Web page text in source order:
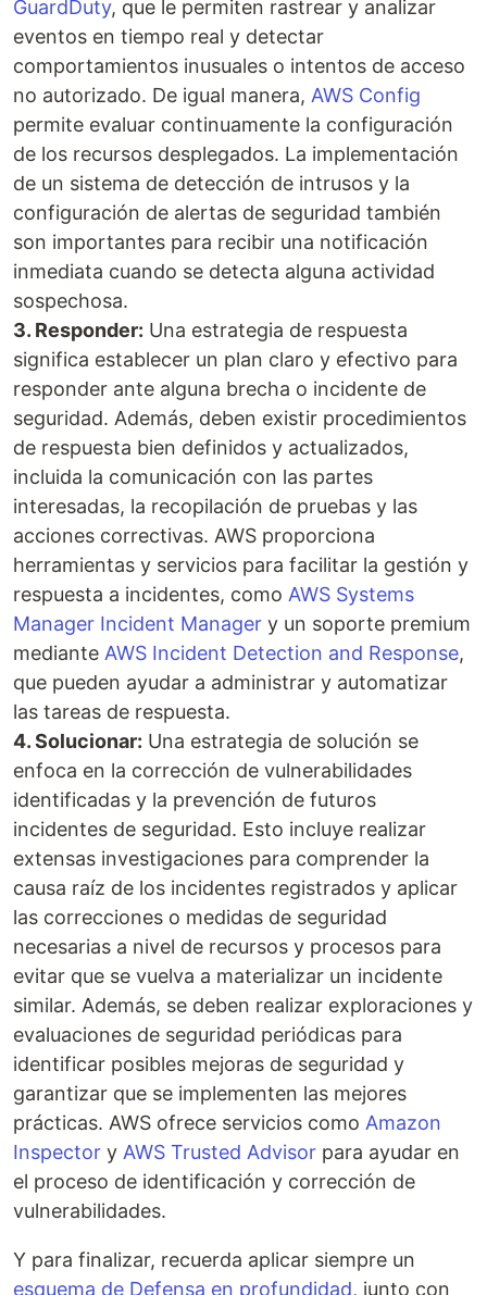
GuardDuty, que le permiten rastrear y analizar
eventos en tiempo real y detectar
comportamientos inusuales o intentos de acceso
no autorizado. De igual manera, AWS Config
permite evaluar continuamente la configuración
de los recursos desplegados. La implementación
de un sistema de detección de intrusos y la
configuración de alertas de seguridad también
son importantes para recibir una notificación
inmediata cuando se detecta alguna actividad
sospechosa.
3. Responder: Una estrategia de respuesta
significa establecer un plan claro y efectivo para
responder ante alguna brecha o incidente de
seguridad. Además, deben existir procedimientos
de respuesta bien definidos y actualizados,
incluida la comunicación con las partes
interesadas, la recopilación de pruebas y las
acciones correctivas. AWS proporciona
herramientas y servicios para facilitar la gestión y
respuesta a incidentes, como AWS Systems
Manager Incident Manager y un soporte premium
mediante AWS Incident Detection and Response,
que pueden ayudar a administrar y automatizar
las tareas de respuesta.
4. Solucionar: Una estrategia de solución se
enfoca en la corrección de vulnerabilidades
identificadas y la prevención de futuros
incidentes de seguridad. Esto incluye realizar
extensas investigaciones para comprender la
causa raíz de los incidentes registrados y aplicar
las correcciones o medidas de seguridad
necesarias a nivel de recursos y procesos para
evitar que se vuelva a materializar un incidente
similar. Además, se deben realizar exploraciones y
evaluaciones de seguridad periódicas para
identificar posibles mejoras de seguridad y
garantizar que se implementen las mejores
prácticas. AWS ofrece servicios como Amazon
Inspector y AWS Trusted Advisor para ayudar en
el proceso de identificación y corrección de
vulnerabilidades.
Y para finalizar, recuerda aplicar siempre un
esquema de Defensa en profundidad, junto con